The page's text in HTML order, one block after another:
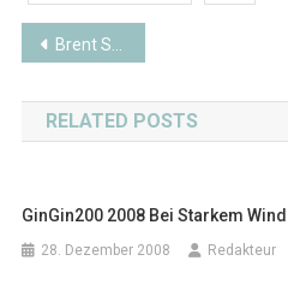
Brent Sass gewinnt das GinGin200 2008 (Maennerrennen)
RELATED POSTS
GinGin200 2008 Bei Starkem
28. Dezember 2008 Redakteur